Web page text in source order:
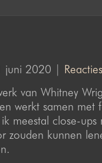
juni 2020 |
van Whitney
werkt samen met
meestal close-
zouden kunnen